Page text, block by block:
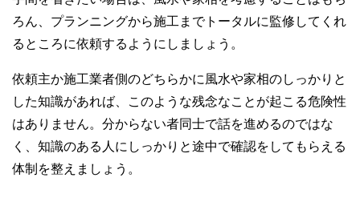
ろん、プランニングから施工までトータルに監修してくれ
るところに依頼するようにしましょう。
依頼主か施工業者側のどちらかに風水や家相のしっかりと
した知識があれば、このような残念なことが起こる危険性
はありません。分からない者同士で話を進めるのではな
く、知識のある人にしっかりと途中で確認をしてもらえる
体制を整えましょう。